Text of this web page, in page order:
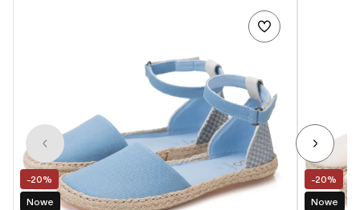
-20%
Nowe
-20%
Nowe